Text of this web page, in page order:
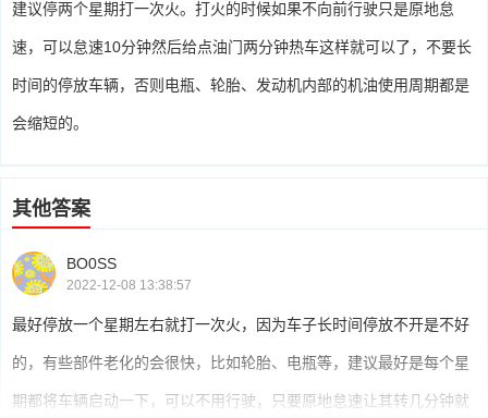
建议停两个星期打一次火。打火的时候如果不向前行驶只是原地怠
速，可以怠速10分钟然后给点油门两分钟热车这样就可以了，不要长
时间的停放车辆，否则电瓶、轮胎、发动机内部的机油使用周期都是
会缩短的。
其他答案
BO0SS
2022-12-08 13:38:57
最好停放一个星期左右就打一次火，因为车子长时间停放不开是不好
的，有些部件老化的会很快，比如轮胎、电瓶等，建议最好是每个星
期都将车辆启动一下，可以不用行驶，只要原地怠速让其转几分钟就